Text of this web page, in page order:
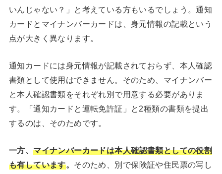
いんじゃない？」と考えている方もいるでしょう。通知
カードとマイナンバーカードは、身元情報の記載という
点が大きく異なります。
通知カードには身元情報が記載されておらず、本人確認
書類として使用はできません。そのため、マイナンバー
と本人確認書類をそれぞれ別で用意する必要がありま
す。「通知カードと運転免許証」と2種類の書類を提出
するのは、そのためです。
一方、マイナンバーカードは本人確認書類としての役割
も有しています。 そのため、別で保険証や住民票の写し